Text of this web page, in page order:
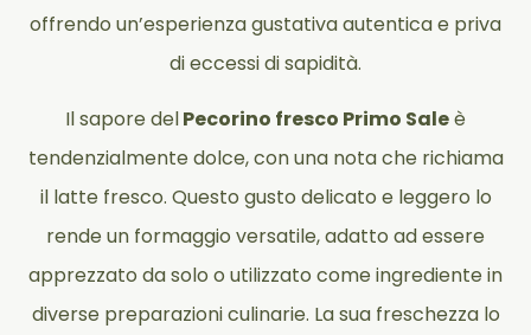
offrendo un’esperienza gustativa autentica e priva
di eccessi di sapidità.
Il sapore delPecorino fresco Primo Saleè
tendenzialmente dolce, con una nota che richiama
il latte fresco. Questo gusto delicato e leggero lo
rende un formaggio versatile, adatto ad essere
apprezzato da solo o utilizzato come ingrediente in
diverse preparazioni culinarie. La sua freschezza lo